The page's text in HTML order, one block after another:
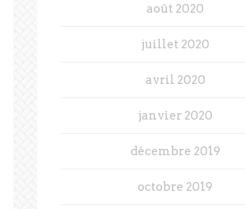
août 2020
juillet 2020
avril 2020
janvier 2020
décembre 2019
octobre 2019